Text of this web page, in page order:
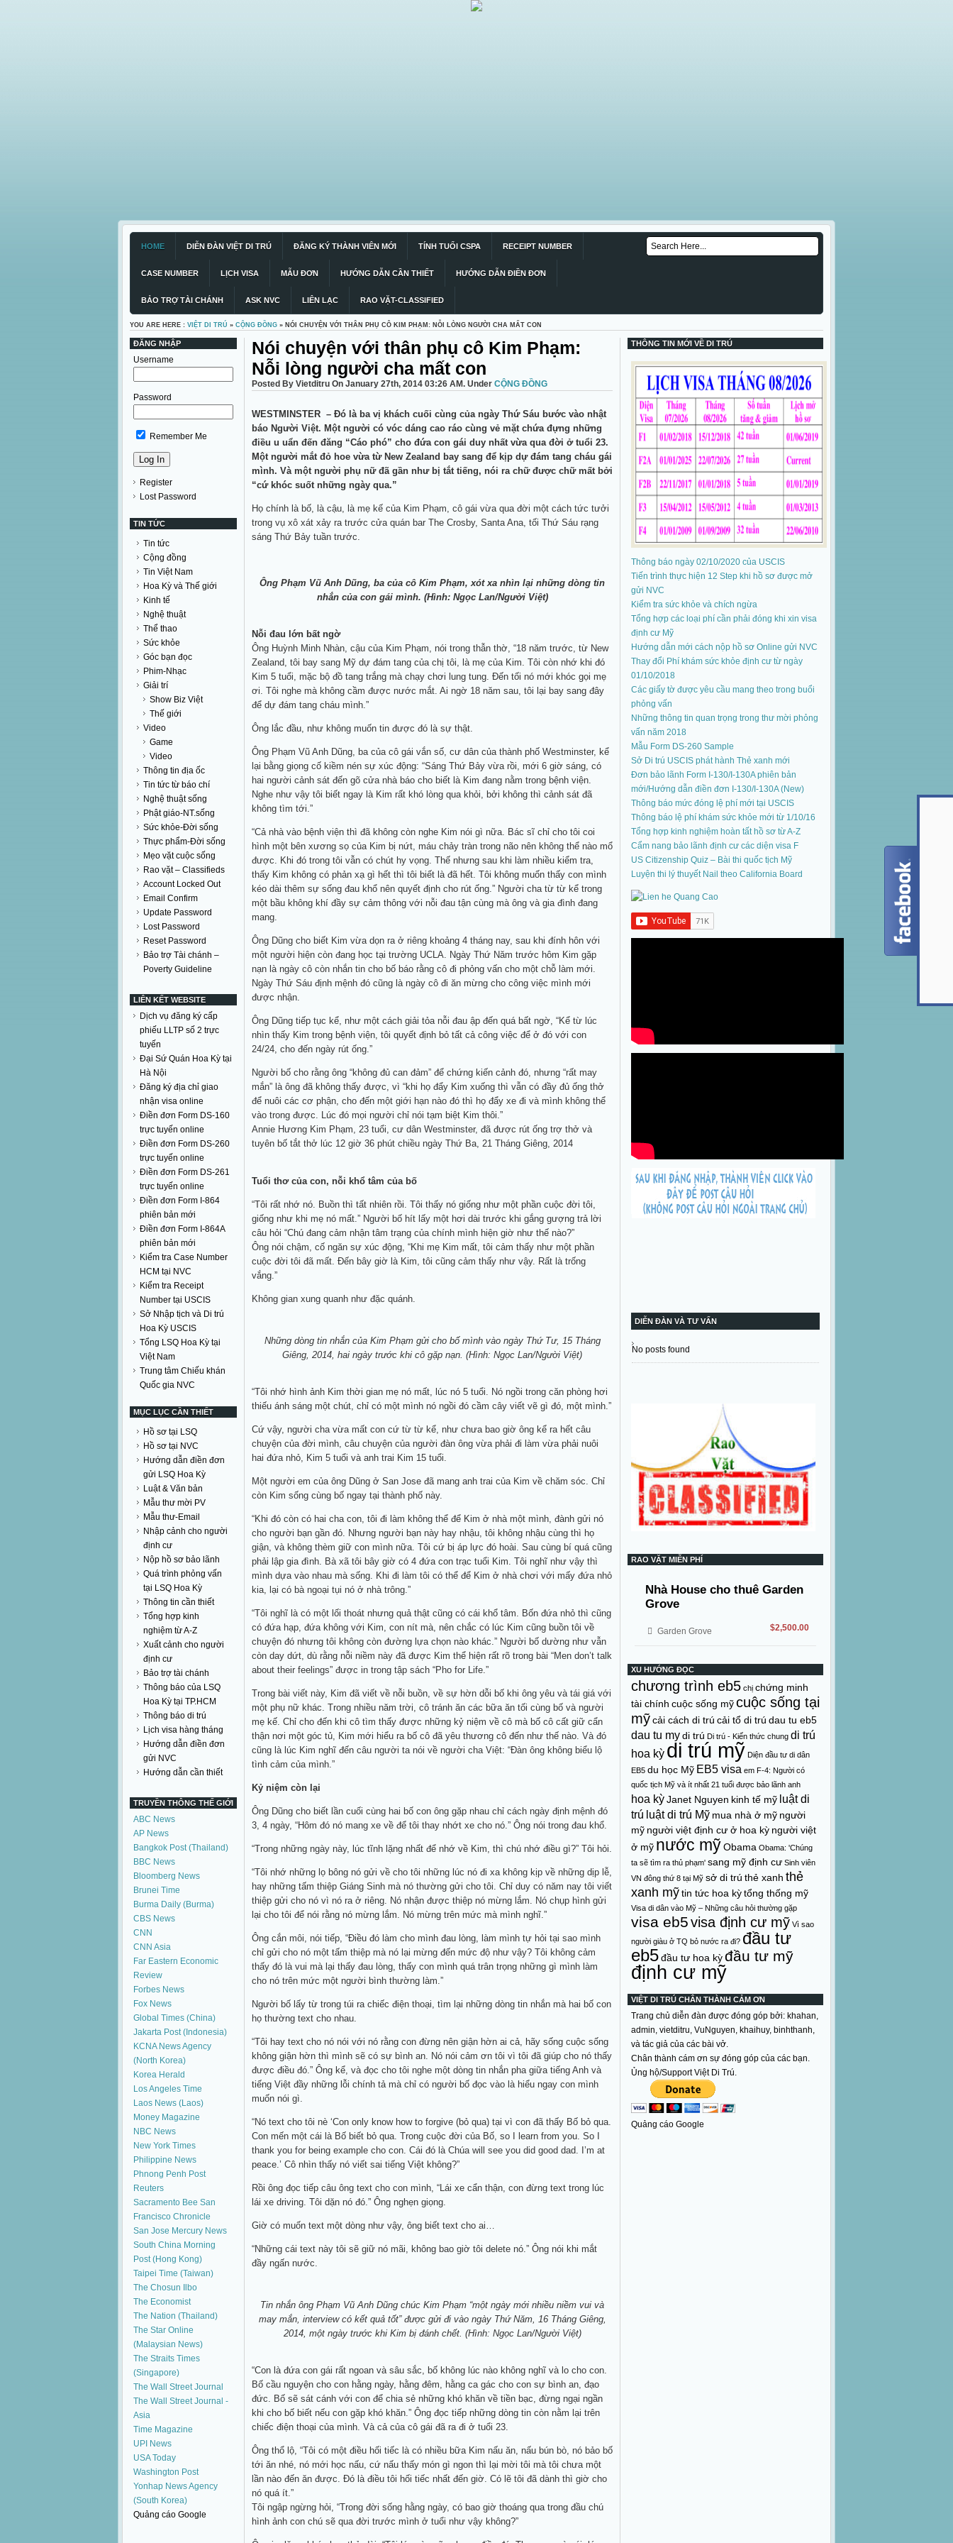
HOME DIỄN ĐÀN VIỆT DI TRÚ ĐĂNG KÝ THÀNH VIÊN MỚI TÍNH TUỔI CSPA RECEIPT NUMBER
CASE NUMBER LỊCH VISA MẪU ĐƠN HƯỚNG DẪN CẦN THIẾT HƯỚNG DẪN ĐIỀN ĐƠN
BẢO TRỢ TÀI CHÁNH ASK NVC LIÊN LẠC RAO VẶT-CLASSIFIED
YOU ARE HERE : VIỆT DI TRÚ » CỘNG ĐỒNG » NÓI CHUYỆN VỚI THÂN PHỤ CÔ KIM PHẠM: NỖI LÒNG NGƯỜI CHA MẤT CON
ĐĂNG NHẬP
Username
Password
Remember Me
Register
Lost Password
TIN TỨC
Tin tức
Cộng đồng
Tin Việt Nam
Hoa Kỳ và Thế giới
Kinh tế
Nghệ thuật
Thể thao
Sức khỏe
Góc bạn đọc
Phim-Nhạc
Giải trí
Show Biz Việt
Thế giới
Video
Game
Video
Thông tin địa ốc
Tin tức từ báo chí
Nghệ thuật sống
Phật giáo-NT.sống
Sức khỏe-Đời sống
Thực phẩm-Đời sống
Mẹo vặt cuộc sống
Rao vặt – Classifieds
Account Locked Out
Email Confirm
Update Password
Lost Password
Reset Password
Bảo trợ Tài chánh –
Poverty Guideline
LIÊN KẾT WEBSITE
Dịch vụ đăng ký cấp
phiếu LLTP số 2 trực
tuyến
Đại Sứ Quán Hoa Kỳ tại
Hà Nội
Đăng ký địa chỉ giao
nhận visa online
Điền đơn Form DS-160
trực tuyến online
Điền đơn Form DS-260
trực tuyến online
Điền đơn Form DS-261
trực tuyến online
Điền đơn Form I-864
phiên bản mới
Điền đơn Form I-864A
phiên bản mới
Kiểm tra Case Number
HCM tại NVC
Kiểm tra Receipt
Number tại USCIS
Sở Nhập tịch và Di trú
Hoa Kỳ USCIS
Tổng LSQ Hoa Kỳ tại
Việt Nam
Trung tâm Chiếu khán
Quốc gia NVC
MỤC LỤC CẦN THIẾT
Hồ sơ tại LSQ
Hồ sơ tại NVC
Hướng dẫn điền đơn
gửi LSQ Hoa Kỳ
Luật & Văn bản
Mẫu thư mời PV
Mẫu thư-Email
Nhập cảnh cho người
định cư
Nộp hồ sơ bảo lãnh
Quá trình phỏng vấn
tại LSQ Hoa Kỳ
Thông tin cần thiết
Tổng hợp kinh
nghiệm từ A-Z
Xuất cảnh cho người
định cư
Bảo trợ tài chánh
Thông báo của LSQ
Hoa Kỳ tại TP.HCM
Thông báo di trú
Lịch visa hàng tháng
Hướng dẫn điền đơn
gửi NVC
Hướng dẫn cần thiết
TRUYỀN THÔNG THẾ GIỚI
ABC News
AP News
Bangkok Post (Thailand)
BBC News
Bloomberg News
Brunei Time
Burma Daily (Burma)
CBS News
CNN
CNN Asia
Far Eastern Economic
Review
Forbes News
Fox News
Global Times (China)
Jakarta Post (Indonesia)
KCNA News Agency
(North Korea)
Korea Herald
Los Angeles Time
Laos News (Laos)
Money Magazine
NBC News
New York Times
Philippine News
Phnong Penh Post
Reuters
Sacramento Bee San
Francisco Chronicle
San Jose Mercury News
South China Morning
Post (Hong Kong)
Taipei Time (Taiwan)
The Chosun Ilbo
The Economist
The Nation (Thailand)
The Star Online
(Malaysian News)
The Straits Times
(Singapore)
The Wall Street Journal
The Wall Street Journal -
Asia
Time Magazine
UPI News
USA Today
Washington Post
Yonhap News Agency
(South Korea)
Quảng cáo Google
Nói chuyện với thân phụ cô Kim Phạm:
Nỗi lòng người cha mất con
Posted By Vietditru On January 27th, 2014 03:26 AM. Under CỘNG ĐỒNG
WESTMINSTER – Đó là ba vị khách cuối cùng của ngày Thứ Sáu bước vào nhật
báo Người Việt. Một người có vóc dáng cao ráo cùng vẻ mặt chứa đựng những
điều u uẩn đến đăng “Cáo phó” cho đứa con gái duy nhất vừa qua đời ở tuổi 23.
Một người mắt đỏ hoe vừa từ New Zealand bay sang để kịp dự đám tang cháu gái
mình. Và một người phụ nữ đã gần như bị tắt tiếng, nói ra chữ được chữ mất bởi
“cứ khóc suốt những ngày qua.”
Họ chính là bố, là cậu, là mẹ kế của Kim Phạm, cô gái vừa qua đời một cách tức tưởi
trong vụ xô xát xảy ra trước cửa quán bar The Crosby, Santa Ana, tối Thứ Sáu rạng
sáng Thứ Bảy tuần trước.
Ông Phạm Vũ Anh Dũng, ba của cô Kim Phạm, xót xa nhìn lại những dòng tin
nhắn của con gái mình. (Hình: Ngọc Lan/Người Việt)
Nỗi đau lớn bất ngờ
Ông Huỳnh Minh Nhàn, cậu của Kim Phạm, nói trong thẫn thờ, “18 năm trước, từ New
Zealand, tôi bay sang Mỹ dự đám tang của chị tôi, là mẹ của Kim. Tôi còn nhớ khi đó
Kim 5 tuổi, mặc bộ đồ tang trắng mà chạy chơi lung tung. Đến tối nó mới khóc gọi mẹ
ơi. Tôi nghe mà không cầm được nước mắt. Ai ngờ 18 năm sau, tôi lại bay sang đây
để dự đám tang cháu mình.”
Ông lắc đầu, như không muốn tin được đó là sự thật.
Ông Phạm Vũ Anh Dũng, ba của cô gái vắn số, cư dân của thành phố Westminster, kể
lại bằng giọng cố kiềm nén sự xúc động: “Sáng Thứ Bảy vừa rồi, mới 6 giờ sáng, có
hai người cảnh sát đến gõ cửa nhà báo cho biết là Kim đang nằm trong bệnh viện.
Nghe như vậy tôi biết ngay là Kim rất khó lòng qua khỏi, bởi không thì cảnh sát đã
không tìm tới.”
“Cả nhà vào bệnh viện thì đã không còn nghe Kim nói gì nữa. Bác sĩ chỉ cho tôi coi
hình một bên xương sọ của Kim bị nứt, máu chảy tràn trong não nên không thể nào mổ
được. Khi đó trong tôi vẫn có chút hy vọng. Thế nhưng sau khi làm nhiều kiểm tra,
thấy Kim không có phản xạ gì hết thì tôi biết là đã hết. Tôi không muốn thấy con mình
kéo dài thêm sự sống đau khổ nên quyết định cho rút ống.” Người cha từ từ kể trong
một bầu không khí đầy sự cảm thông với nỗi đau tận cùng mà ông và gia đình đang
mang.
Ông Dũng cho biết Kim vừa dọn ra ở riêng khoảng 4 tháng nay, sau khi đính hôn với
một người hiện còn đang học tại trường UCLA. Ngày Thứ Năm trước hôm Kim gặp
nạn là ngày cô còn nhắn tin cho bố báo rằng cô đi phỏng vấn cho một chỗ làm mới.
Ngày Thứ Sáu định mệnh đó cũng là ngày cô đi ăn mừng cho công việc mình mới
được nhận.
Ông Dũng tiếp tục kể, như một cách giải tỏa nỗi đau ập đến quá bất ngờ, “Kể từ lúc
nhìn thấy Kim trong bệnh viện, tôi quyết định bỏ tất cả công việc để ở đó với con
24/24, cho đến ngày rút ống.”
Người bố cho rằng ông “không đủ can đảm” để chứng kiến cảnh đó, nhưng “rất may
mắn” là ông đã không thấy được, vì “khi họ đẩy Kim xuống thì vẫn có đầy đủ ống thở
để nuôi các cơ phận, cho đến một giới hạn nào đó thì họ đẩy xe đi và mình không thể
vào trong được. Lúc đó mọi người chỉ nói tạm biệt Kim thôi.”
Annie Hương Kim Phạm, 23 tuổi, cư dân Westminster, đã được rút ống trợ thở và
tuyên bố tắt thở lúc 12 giờ 36 phút chiều ngày Thứ Ba, 21 Tháng Giêng, 2014
Tuổi thơ của con, nỗi khổ tâm của bố
“Tôi rất nhớ nó. Buồn thì tất nhiên rồi. Tôi thấy nó giống như một phần cuộc đời tôi,
giống như khi mẹ nó mất.” Người bố hít lấy một hơi dài trước khi gắng gượng trả lời
câu hỏi “Chú đang cảm nhận tâm trạng của chính mình hiện giờ như thế nào?”
Ông nói chậm, cố ngăn sự xúc động, “Khi mẹ Kim mất, tôi cảm thấy như một phần
cuộc đời tôi đã mất. Đến bây giờ là Kim, tôi cũng cảm thấy như vậy. Rất là trống
vắng.”
Không gian xung quanh như đặc quánh.
Những dòng tin nhắn của Kim Phạm gửi cho bố mình vào ngày Thứ Tư, 15 Tháng
Giêng, 2014, hai ngày trước khi cô gặp nạn. (Hình: Ngọc Lan/Người Việt)
“Tôi nhớ hình ảnh Kim thời gian mẹ nó mất, lúc nó 5 tuổi. Nó ngồi trong căn phòng hơi
thiếu ánh sáng một chút, chỉ có một mình nó ngồi đó cầm cây viết vẽ gì đó, một mình.”
Cứ vậy, người cha vừa mất con cứ từ từ kể, như chưa bao giờ ông kể ra hết câu
chuyện của đời mình, câu chuyện của người đàn ông vừa phải đi làm vừa phải nuôi
hai đứa nhỏ, Kim 5 tuổi và anh trai Kim 15 tuổi.
Một người em của ông Dũng ở San Jose đã mang anh trai của Kim về chăm sóc. Chỉ
còn Kim sống cùng bố ngay tại thành phố này.
“Khi đó còn có hai cha con, tôi đi làm không thể để Kim ở nhà một mình, đành gửi nó
cho người bạn gần đó. Nhưng người bạn này hay nhậu, tôi không nhậu cùng thì họ
giận, và không thèm giữ con mình nữa. Tôi cứ bị áp lực đó hoài. Sau cùng bí quá cũng
phải lập gia đình. Bà xã tôi bây giờ có 4 đứa con trạc tuổi Kim. Tôi nghĩ như vậy thì
mình dựa vào nhau mà sống. Khi đi làm tôi có thể để Kim ở nhà chơi với mấy đứa nhỏ
kia, lại có bà ngoại tụi nó ở nhà trông.”
“Tôi nghĩ là có một lối thoát nhưng quả thật cũng có cái khổ tâm. Bốn đứa nhỏ thì cũng
có đứa hạp, đứa không với Kim, con nít mà, nên chắc có lúc Kim cũng buồn tôi về
chuyện đó nhưng tôi không còn đường lựa chọn nào khác.” Người bố dường như vẫn
còn day dứt, dù rằng nỗi niềm này đã được Kim thể hiện rất rõ trong bài “Men don’t talk
about their feelings” được in trong tập sách “Pho for Life.”
Trong bài viết này, Kim đã viết về nỗi buồn, về sự hờn dỗi bố khi ông yêu và tái giá với
một phụ nữ khác. Trong nhiều năm trời, cô tránh ăn các bữa ăn tối cùng bố và người
mẹ kế. Chỉ cho đến khi cô tìm thấy được những kỷ niệm về cô mà bố cô cất giữ cẩn
thận nơi một góc tủ, Kim mới hiểu ra bố cô đã yêu thương cô đến như thế nào. Và đó
cũng là lúc Kim nghĩ đến câu người ta nói về người cha Việt: “Đàn ông không biểu lộ
tình cảm của mình.”
Kỷ niệm còn lại
Ông Dũng cho biết lần cuối cùng hai bố con ông gặp nhau chỉ cách ngày định mệnh đó
3, 4 ngày, “Hôm đó nó mang xe về để tôi thay nhớt xe cho nó.” Ông nói trong đau khổ.
“Trong những ngày này, lúc tĩnh lặng nhất để nhớ về Kim, thì chú nhớ điều gì?” Tôi hỏi.
“Tôi nhớ những lọ bông nó gửi về cho tôi những lúc nó đi xa không kịp về những dịp lễ,
hay những tấm thiệp Giáng Sinh mà nó thường gửi cho tôi. Chỉ duy có năm nay tôi viết
thiệp gửi cho nó vì nó ra ở riêng. Nó nhận được thiệp nó mừng lắm. Nó chụp hình gửi
lại cho tôi để nói rằng nó mừng lắm. Nó mừng trên mức mà mình nghĩ.”
Ông cắn môi, nói tiếp, “Điều đó làm cho mình đau lòng, làm mình tự hỏi tại sao mình
chỉ gửi cho nó một tấm thiệp mà nó lại mừng đến mức độ như vậy? Tôi không cảm
thấy đó là vui mà lại thấy đau lòng, thấy con mình quá trân trọng những gì mình làm
cho nó trên mức một người bình thường làm.”
Người bố lấy từ trong túi ra chiếc điện thoại, tìm lại những dòng tin nhắn mà hai bố con
họ thường text cho nhau.
“Tôi hay text cho nó nói với nó rằng con đừng nên giận hờn ai cả, hãy sống cuộc sống
không giận hờn thì mình sẽ có sự bình an. Nó nói cảm ơn tôi vì tôi đã giúp cho nó thấy
được điều đó.” Ông kể, và đọc cho tôi nghe một dòng tin nhắn pha giữa tiếng Anh và
tiếng Việt đầy những lỗi chính tả mà chỉ có người bố đọc vào là hiểu ngay con mình
muốn nói gì.
“Nó text cho tôi nè ‘Con only know how to forgive (bỏ qua) tại vì con đã thấy Bố bỏ qua.
Con mến một cái là Bố biết bỏ qua. Trong cuộc đời của Bố, so I learn from you. So I
thank you for being example cho con. Cái đó là Chúa will see you did good dad. I’m at
peace.’ Cô nhìn thấy nó viết sai tiếng Việt không?”
Rồi ông đọc tiếp câu ông text cho con mình, “Lái xe cẩn thận, con đừng text trong lúc
lái xe driving. Tôi dặn nó đó.” Ông nghẹn giọng.
Giờ có muốn text một dòng như vậy, ông biết text cho ai…
“Những cái text này tôi sẽ giữ nó mãi, không bao giờ tôi delete nó.” Ông nói khi mắt
đầy ngấn nước.
Tin nhắn ông Phạm Vũ Anh Dũng chúc Kim Phạm “một ngày mới nhiều niềm vui và
may mắn, interview có kết quả tốt” được gửi đi vào ngày Thứ Năm, 16 Tháng Giêng,
2014, một ngày trước khi Kim bị đánh chết. (Hình: Ngọc Lan/Người Việt)
“Con là đứa con gái rất ngoan và sâu sắc, bố không lúc nào không nghĩ và lo cho con.
Bố cầu nguyện cho con hằng ngày, hằng đêm, hằng ca gác cho con sự bình an, đạo
đức. Bố sẽ sát cánh với con để chia sẻ những khó khăn về tiền bạc, đừng ngại ngần
khi cho bố biết nếu con gặp khó khăn.” Ông đọc tiếp những dòng tin còn nằm lại trên
chiếc điện thoại của mình. Và cả của cô gái đã ra đi ở tuổi 23.
Ông thổ lộ, “Tôi có một điều hối tiếc là có nhiều bữa Kim nấu ăn, nấu bún bò, nó bảo bố
tới ăn nhé, nó mới học nấu, cứ nấu thấy món gì ngon thì lại mời tôi mà tôi chưa một
lần nào đến ăn được. Đó là điều tôi hối tiếc nhất đến giờ. Có lẽ tôi đã dành thì giờ cho
nó quá ít.”
Tôi ngập ngừng hỏi, “Trong đời sống hằng ngày, có bao giờ thoáng qua trong đầu chú
hình ảnh con chú sẽ qua đời trước mình ở tuổi như vậy không?”
THÔNG TIN MỚI VỀ DI TRÚ
Thông báo ngày 02/10/2020 của USCIS
Tiến trình thực hiện 12 Step khi hồ sơ được mở
gửi NVC
Kiểm tra sức khỏe và chích ngừa
Tổng hợp các loại phí cần phải đóng khi xin visa
định cư Mỹ
Hướng dẫn mới cách nộp hồ sơ Online gửi NVC
Thay đổi Phí khám sức khỏe định cư từ ngày
01/10/2018
Các giấy tờ được yêu cầu mang theo trong buổi
phỏng vấn
Những thông tin quan trọng trong thư mời phỏng
vấn năm 2018
Mẫu Form DS-260 Sample
Sở Di trú USCIS phát hành Thẻ xanh mới
Đơn bảo lãnh Form I-130/I-130A phiên bản
mới/Hướng dẫn điền đơn I-130/I-130A (New)
Thông báo mức đóng lệ phí mới tại USCIS
Thông báo lệ phí khám sức khỏe mới từ 1/10/16
Tổng hợp kinh nghiệm hoàn tất hồ sơ từ A-Z
Cẩm nang bảo lãnh định cư các diện visa F
US Citizenship Quiz – Bài thi quốc tịch Mỹ
Luyện thi lý thuyết Nail theo California Board
DIỄN ĐÀN VÀ TƯ VẤN
No posts found
RAO VẶT MIỄN PHÍ
Nhà House cho thuê Garden
Grove
Garden Grove $2,500.00
XU HƯỚNG ĐỌC
chương trình eb5 chị chứng minh
tài chính cuộc sống mỹcuộc sống tại
mỹcải cách di trú cải tổ di trú dau tu eb5
dau tu mydi trú Di trú - Kiến thức chung di trú
hoa kỳ di trú mỹ Diện đầu tư di dân
EB5 du học Mỹ EB5 visa em F-4: Người có
quốc tịch Mỹ và ít nhất 21 tuổi được bảo lãnh anh
hoa kỳJanet Nguyen kinh tế mỹ luật di
trú luật di trú Mỹ mua nhà ở mỹ người
mỹ người việt định cư ở hoa kỳ người việt
ở mỹ nước mỹObama Obama: 'Chúng
ta sẽ tìm ra thủ phạm' sang mỹ định cư Sinh viên
VN đông thứ 8 tại Mỹ sở di trú thẻ xanh thẻ
xanh mỹtin tức hoa kỳtổng thống mỹ
Visa di dân vào Mỹ – Những câu hỏi thường gặp
visa eb5visa định cư mỹ Vì sao
người giàu ở TQ bỏ nước ra đi? đầu tư
eb5đầu tư hoa kỳđầu tư mỹ
định cư mỹ
VIỆT DI TRÚ CHÂN THÀNH CẢM ƠN
Trang chủ diễn đàn được đóng góp bởi: khahan,
admin, vietditru, VuNguyen, khaihuy, binhthanh,
và tác giả của các bài vở.
Chân thành cám ơn sự đóng góp của các bạn.
Ủng hộ/Support Việt Di Trú.
Quảng cáo Google